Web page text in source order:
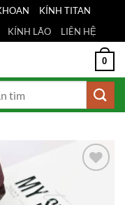
KÍNH TITAN
KÍNH LÃO LIÊN HỆ
0